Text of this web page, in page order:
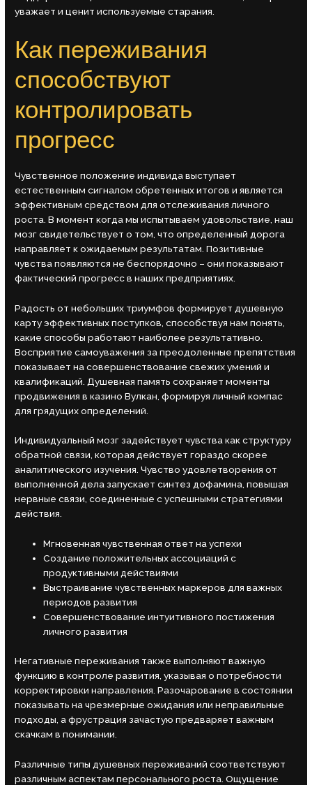
уважает и ценит используемые старания.
Как переживания
способствуют
контролировать
прогресс
Чувственное положение индивида выступает
естественным сигналом обретенных итогов и является
эффективным средством для отслеживания личного
роста. В момент когда мы испытываем удовольствие, наш
мозг свидетельствует о том, что определенный дорога
направляет к ожидаемым результатам. Позитивные
чувства появляются не беспорядочно – они показывают
фактический прогресс в наших предприятиях.
Радость от небольших триумфов формирует душевную
карту эффективных поступков, способствуя нам понять,
какие способы работают наиболее результативно.
Восприятие самоуважения за преодоленные препятствия
показывает на совершенствование свежих умений и
квалификаций. Душевная память сохраняет моменты
продвижения в казино Вулкан, формируя личный компас
для грядущих определений.
Индивидуальный мозг задействует чувства как структуру
обратной связи, которая действует гораздо скорее
аналитического изучения. Чувство удовлетворения от
выполненной дела запускает синтез дофамина, повышая
нервные связи, соединенные с успешными стратегиями
действия.
Мгновенная чувственная ответ на успехи
Создание положительных ассоциаций с
продуктивными действиями
Выстраивание чувственных маркеров для важных
периодов развития
Совершенствование интуитивного постижения
личного развития
Негативные переживания также выполняют важную
функцию в контроле развития, указывая о потребности
корректировки направления. Разочарование в состоянии
показывать на чрезмерные ожидания или неправильные
подходы, а фрустрация зачастую предваряет важным
скачкам в понимании.
Различные типы душевных переживаний соответствуют
различным аспектам персонального роста. Ощущение